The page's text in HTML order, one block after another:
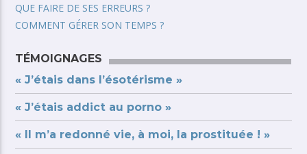
QUE FAIRE DE SES ERREURS ?
COMMENT GÉRER SON TEMPS ?
TÉMOIGNAGES
« J’étais dans l’ésotérisme »
« J’étais addict au porno »
« Il m’a redonné vie, à moi, la prostituée ! »